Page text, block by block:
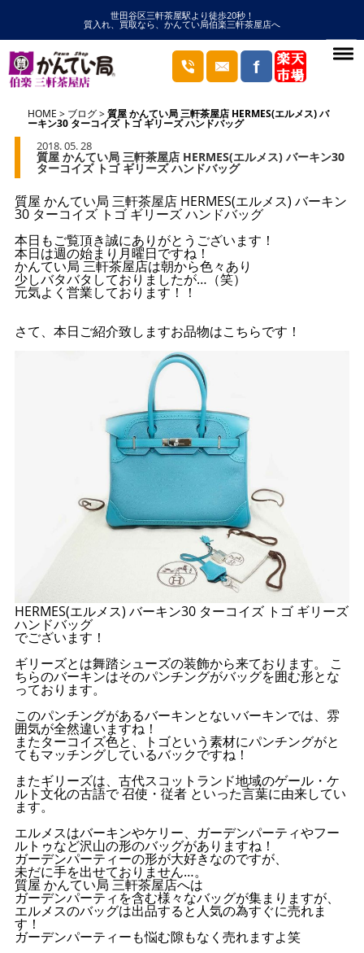
世田谷区三軒茶屋駅より徒歩20秒！
質入れ、買取なら、かんてい局伯楽三軒茶屋店へ
HOME ブログ 質屋 かんてい局 三軒茶屋店 HERMES(エルメス) バ
ーキン30 ターコイズ トゴ ギリーズ ハンドバッグ
2018. 05. 28
質屋 かんてい局 三軒茶屋店 HERMES(エルメス) バーキン30
ターコイズ トゴ ギリーズ ハンドバッグ
質屋 かんてい局 三軒茶屋店 HERMES(エルメス) バーキン
30 ターコイズ トゴ ギリーズ ハンドバッグ
本日もご覧頂き誠にありがとうございます！
本日は週の始まり月曜日ですね！
かんてい局 三軒茶屋店は朝から色々あり
少しバタバタしておりましたが…（笑）
元気よく営業しております！！
さて、本日ご紹介致しますお品物はこちらです！
HERMES(エルメス) バーキン30 ターコイズ トゴ ギリーズ
ハンドバッグ
でございます！
ギリーズとは舞踏シューズの装飾から来ております。 こ
ちらのバーキンはそのパンチングがバッグを囲む形とな
っております。
このパンチングがあるバーキンとないバーキンでは、雰
囲気が全然違いますね！
またターコイズ色と、トゴという素材にパンチングがと
てもマッチングしているバックですね！
またギリーズは、古代スコットランド地域のゲール・ケ
ルト文化の古語で 召使・従者 といった言葉に由来してい
ます。
エルメスはバーキンやケリー、ガーデンパーティやフー
ルトゥなど沢山の形のバッグがありますね！
ガーデンパーティーの形が大好きなのですが、
未だに手を出せておりません…。
質屋 かんてい局 三軒茶屋店へは
ガーデンパーティを含む様々なバッグが集まりますが、
エルメスのバッグは出品すると人気の為すぐに売れま
す！
ガーデンパーティーも悩む隙もなく売れますよ笑